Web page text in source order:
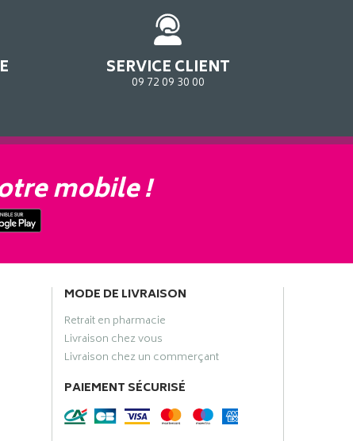
SERVICE CLIENT
09 72 09 30 00
mobile !
MODE DE LIVRAISON
Retrait en pharmacie
Livraison chez vous
Livraison chez un commerçant
PAIEMENT SÉCURISÉ